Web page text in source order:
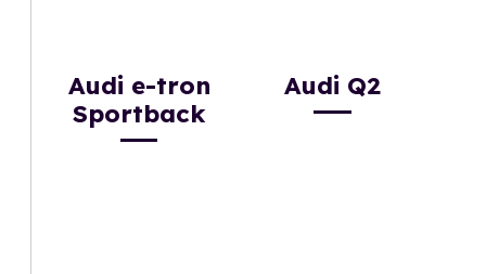
Audi e-tron
Sportback
Audi Q2